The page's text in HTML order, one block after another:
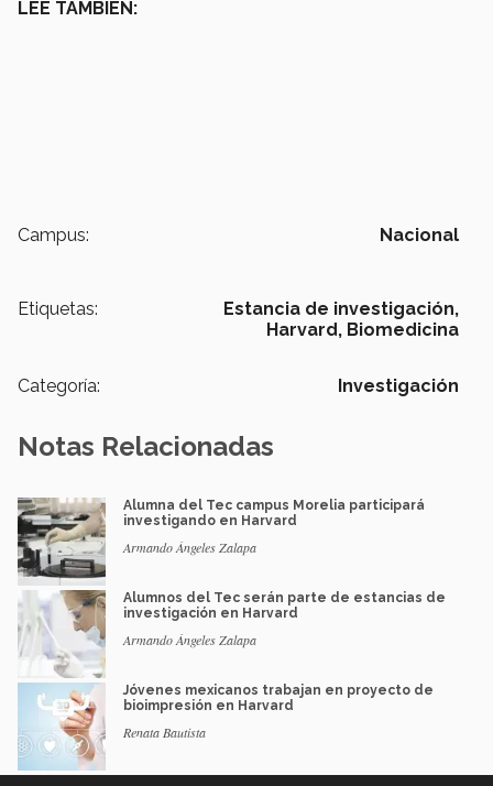
LEE TAMBIÉN:
Campus: Nacional
Etiquetas:
Estancia de investigación,
Harvard, Biomedicina
Categoría: Investigación
Notas Relacionadas
Alumna del Tec campus Morelia participará
investigando en Harvard
Armando Ángeles Zalapa
Alumnos del Tec serán parte de estancias de
investigación en Harvard
Armando Ángeles Zalapa
Jóvenes mexicanos trabajan en proyecto de
bioimpresión en Harvard
Renata Bautista